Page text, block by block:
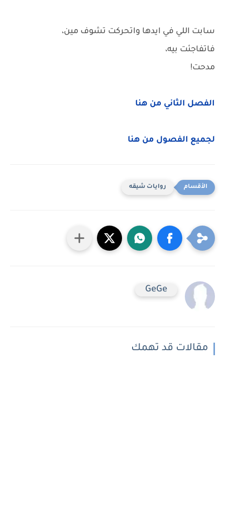
سابت اللي في ايدها واتحركت تشوف مين،
فاتفاجئت بيه،
مدحت!
الفصل الثاني من هنا
لجميع الفصول من هنا
روايات شيقه
GeGe
مقالات قد تهمك